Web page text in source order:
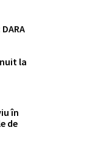
la
în
de